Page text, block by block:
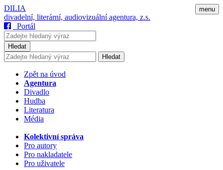
menu
DILIA
divadelní, literární, audiovizuální agentura, z.s.
Portál
Hledat
Hledat
Zpět na úvod
Agentura
Divadlo
Hudba
Literatura
Média
Kolektivní správa
Pro autory
Pro nakladatele
Pro uživatele